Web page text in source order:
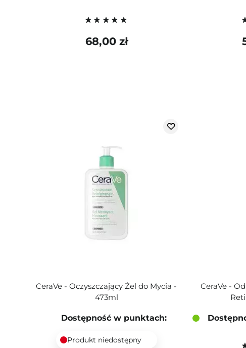
68,00 zł
CeraVe - Oczyszczający Żel do Mycia -
473ml
Dostępność w punktach:
Produkt niedostępny
CeraVe -